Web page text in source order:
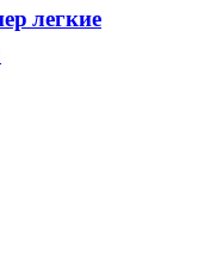
легкие